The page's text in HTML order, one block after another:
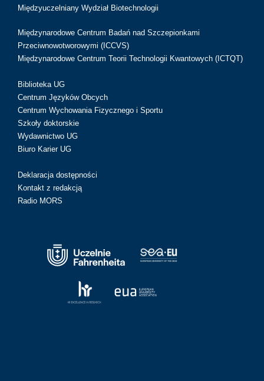
Międzyuczelniany Wydział Biotechnologii
Międzynarodowe Centrum Badań nad Szczepionkami
Przeciwnowotworowymi (ICCVS)
Międzynarodowe Centrum Teorii Technologii Kwantowych (ICTQT)
Biblioteka UG
Centrum Języków Obcych
Centrum Wychowania Fizycznego i Sportu
Szkoły doktorskie
Wydawnictwo UG
Biuro Karier UG
Deklaracja dostępności
Kontakt z redakcją
Radio MORS